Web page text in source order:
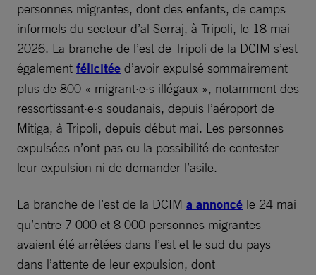
personnes migrantes, dont des enfants, de camps
informels du secteur d’al Serraj, à Tripoli, le 18 mai
2026. La branche de l’est de Tripoli de la DCIM s’est
également félicitée d’avoir expulsé sommairement
plus de 800 « migrant·e·s illégaux », notamment des
ressortissant·e·s soudanais, depuis l’aéroport de
Mitiga, à Tripoli, depuis début mai. Les personnes
expulsées n’ont pas eu la possibilité de contester
leur expulsion ni de demander l’asile.
La branche de l’est de la DCIM a annoncé le 24 mai
qu’entre 7 000 et 8 000 personnes migrantes
avaient été arrêtées dans l’est et le sud du pays
dans l’attente de leur expulsion, dont